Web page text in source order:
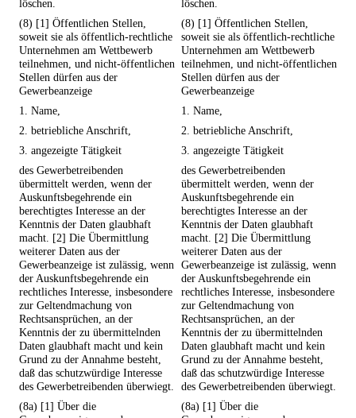
löschen.
löschen.
(8) [1] Öffentlichen Stellen,
soweit sie als öffentlich-rechtliche
Unternehmen am Wettbewerb
teilnehmen, und nicht-öffentlichen
Stellen dürfen aus der
Gewerbeanzeige
(8) [1] Öffentlichen Stellen,
soweit sie als öffentlich-rechtliche
Unternehmen am Wettbewerb
teilnehmen, und nicht-öffentlichen
Stellen dürfen aus der
Gewerbeanzeige
1. Name,
1. Name,
2. betriebliche Anschrift,
2. betriebliche Anschrift,
3. angezeigte Tätigkeit
3. angezeigte Tätigkeit
des Gewerbetreibenden
übermittelt werden, wenn der
Auskunftsbegehrende ein
berechtigtes Interesse an der
Kenntnis der Daten glaubhaft
macht. [2] Die Übermittlung
weiterer Daten aus der
Gewerbeanzeige ist zulässig, wenn
der Auskunftsbegehrende ein
rechtliches Interesse, insbesondere
zur Geltendmachung von
Rechtsansprüchen, an der
Kenntnis der zu übermittelnden
Daten glaubhaft macht und kein
Grund zu der Annahme besteht,
daß das schutzwürdige Interesse
des Gewerbetreibenden überwiegt.
des Gewerbetreibenden
übermittelt werden, wenn der
Auskunftsbegehrende ein
berechtigtes Interesse an der
Kenntnis der Daten glaubhaft
macht. [2] Die Übermittlung
weiterer Daten aus der
Gewerbeanzeige ist zulässig, wenn
der Auskunftsbegehrende ein
rechtliches Interesse, insbesondere
zur Geltendmachung von
Rechtsansprüchen, an der
Kenntnis der zu übermittelnden
Daten glaubhaft macht und kein
Grund zu der Annahme besteht,
daß das schutzwürdige Interesse
des Gewerbetreibenden überwiegt.
(8a) [1] Über die
(8a) [1] Über die